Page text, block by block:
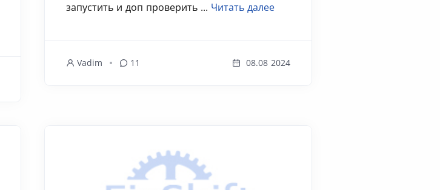
запустить и доп проверить ... Читать далее
Vadim 11 08.08 2024